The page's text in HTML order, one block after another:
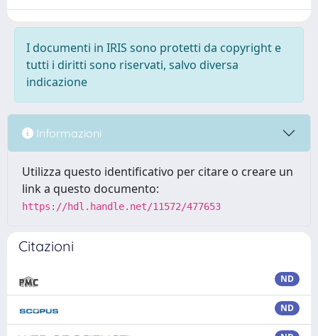
I documenti in IRIS sono protetti da copyright e
tutti i diritti sono riservati, salvo diversa
indicazione
Informazioni
Utilizza questo identificativo per citare o creare un
link a questo documento:
https://hdl.handle.net/11572/477653
Citazioni
ND
ND